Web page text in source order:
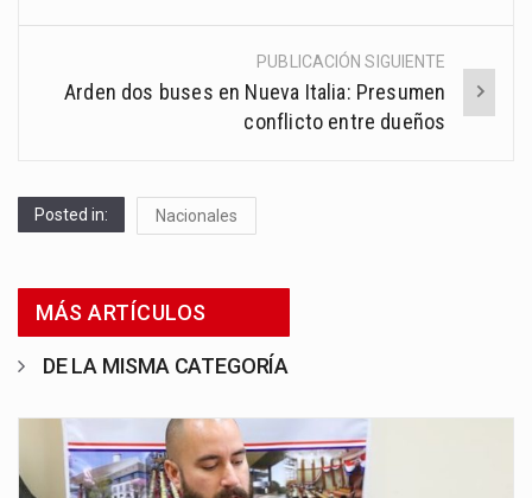
PUBLICACIÓN SIGUIENTE
Arden dos buses en Nueva Italia: Presumen
conflicto entre dueños
Posted in: Nacionales
MÁS ARTÍCULOS
DE LA MISMA CATEGORÍA